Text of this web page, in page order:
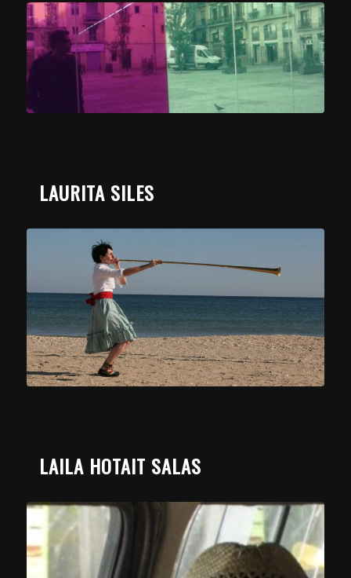
LAURITA SILES
LAILA HOTAIT SALAS